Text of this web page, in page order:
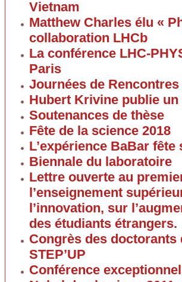
Vietnam
Matthew Charles élu «
collaboration LHCb
La conférence LHC-
Paris
Journées de
Hubert Krivine publie
Soutenances de thèse
Fête de la science 2018
L’expérience BaBar fête
Biennale du laboratoire
Lettre ouverte au
l’enseignement
l’innovation, sur
des étudiants étrangers.
Congrès des doctorants
STEP’UP
Conférence